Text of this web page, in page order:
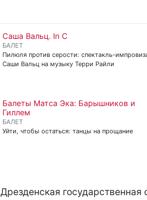
Саша Вальц. In C
БАЛЕТ
Пилюля против серости: спектакль-
Саши Вальц на музыку Терри Райли
Балеты Матса Эка: Барышников и
Гиллем
БАЛЕТ
Уйти, чтобы остаться: танцы на прощание
Дрезденская